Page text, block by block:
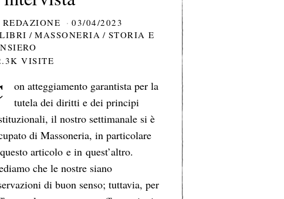
REDAZIONE
03/04/2023
LIBRI / MASSONERIA / STORIA E
VISITE
on atteggiamento garantista per la
tutela dei diritti e dei principi
il nostro settimanale si è
di Massoneria, in particolare
articolo e in quest’altro.
che le nostre siano
di buon senso; tuttavia, per